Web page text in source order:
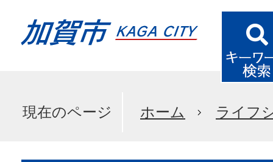
現在のページ ホーム ライフ